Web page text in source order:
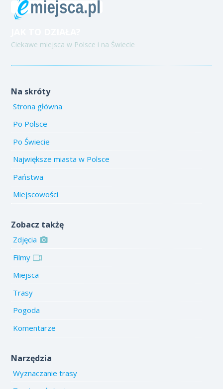
Ciekawe miejsca w Polsce i na Świecie
Na skróty
Strona główna
Po Polsce
Po Świecie
Największe miasta w Polsce
Państwa
Miejscowości
Zobacz takżę
Zdjęcia
Filmy
Miejsca
Trasy
Pogoda
Komentarze
Narzędzia
Wyznaczanie trasy